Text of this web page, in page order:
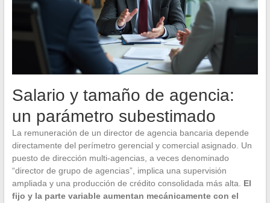
Salario y tamaño de agencia:
un parámetro subestimado
La remuneración de un director de agencia bancaria depende
directamente del perímetro gerencial y comercial asignado. Un
puesto de dirección multi-agencias, a veces denominado
“director de grupo de agencias”, implica una supervisión
ampliada y una producción de crédito consolidada más alta. El
fijo y la parte variable aumentan mecánicamente con el